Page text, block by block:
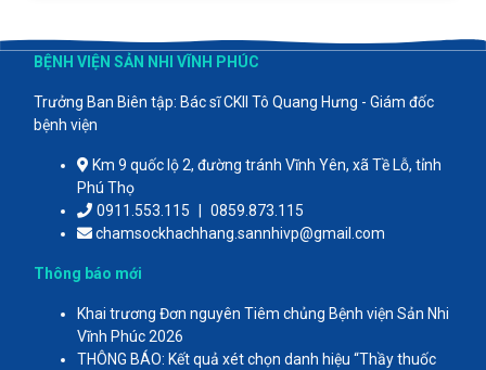
BỆNH VIỆN SẢN NHI VĨNH PHÚC
Trưởng Ban Biên tập: Bác sĩ CKII Tô Quang Hưng - Giám đốc
bệnh viện
Km 9 quốc lộ 2, đường tránh Vĩnh Yên, xã Tề Lỗ, tỉnh
Phú Thọ
0911.553.115
0859.873.115
chamsockhachhang.sannhivp@gmail.com
Thông báo mới
Khai trương Đơn nguyên Tiêm chủng Bệnh viện Sản Nhi
Vĩnh Phúc 2026
THÔNG BÁO: Kết quả xét chọn danh hiệu “Thầy thuốc